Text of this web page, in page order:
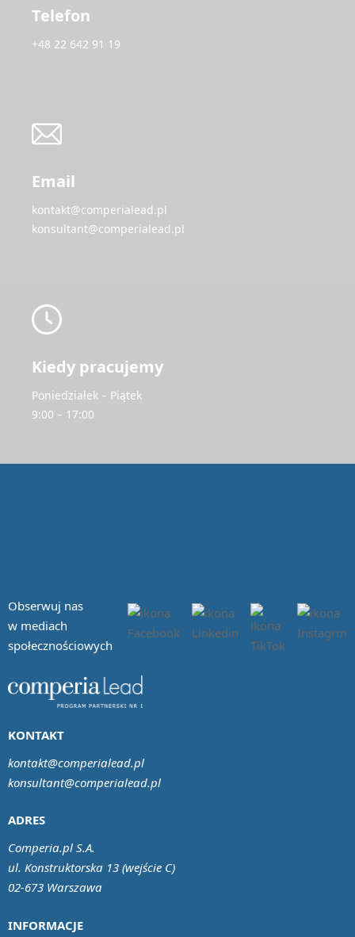
Telefon
+48 22 642 91 19
Email
kontakt@comperialead.pl
konsultant@comperialead.pl
Kiedy pracujemy
Poniedziałek – Piątek
9:00 – 17:00
Obserwuj nas
w mediach
społecznościowych
INFORMACJE
ADRES
Comperia.pl S.A.
ul. Konstruktorska 13 (wejście C)
02-673 Warszawa
KONTAKT
kontakt@comperialead.pl
konsultant@comperialead.pl